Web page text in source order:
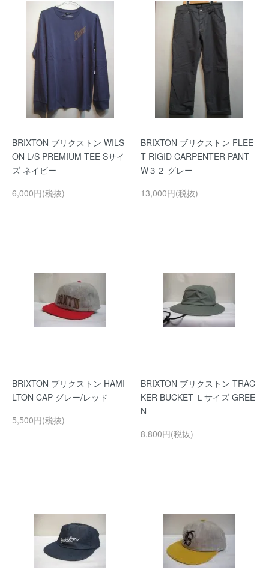
BRIXTON ブリクストン WILS
ON L/S PREMIUM TEE Sサイ
ズ ネイビー
6,000円(税抜)
BRIXTON ブリクストン FLEE
T RIGID CARPENTER PANT
W３２ グレー
13,000円(税抜)
BRIXTON ブリクストン HAMI
LTON CAP グレー/レッド
5,500円(税抜)
BRIXTON ブリクストン TRAC
KER BUCKET Ｌサイズ GREE
N
8,800円(税抜)